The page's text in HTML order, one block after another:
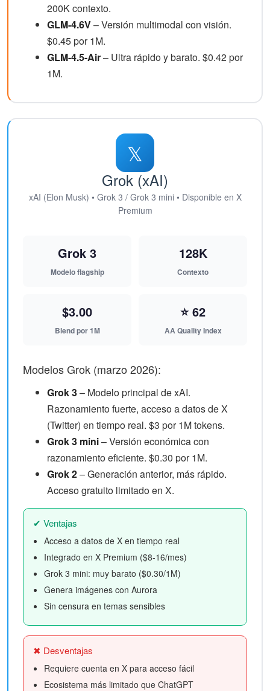
200K contexto.
GLM-4.6V– Versión multimodal con visión.
$0.45 por 1M.
GLM-4.5-Air– Ultra rápido y barato. $0.42 por
1M.
𝕏
Grok (xAI)
xAI (Elon Musk) • Grok 3 / Grok 3 mini • Disponible en X
Premium
Grok 3
Modelo flagship
128K
Contexto
$3.00
Blend por 1M
⭐ 62
AA Quality Index
Modelos Grok (marzo 2026):
Grok 3– Modelo principal de xAI.
Razonamiento fuerte, acceso a datos de X
(Twitter) en tiempo real. $3 por 1M tokens.
Grok 3 mini– Versión económica con
razonamiento eficiente. $0.30 por 1M.
Grok 2– Generación anterior, más rápido.
Acceso gratuito limitado en X.
✔ Ventajas
Acceso a datos de X en tiempo real
Integrado en X Premium ($8-16/mes)
Grok 3 mini: muy barato ($0.30/1M)
Genera imágenes con Aurora
Sin censura en temas sensibles
✖ Desventajas
Requiere cuenta en X para acceso fácil
Ecosistema más limitado que ChatGPT